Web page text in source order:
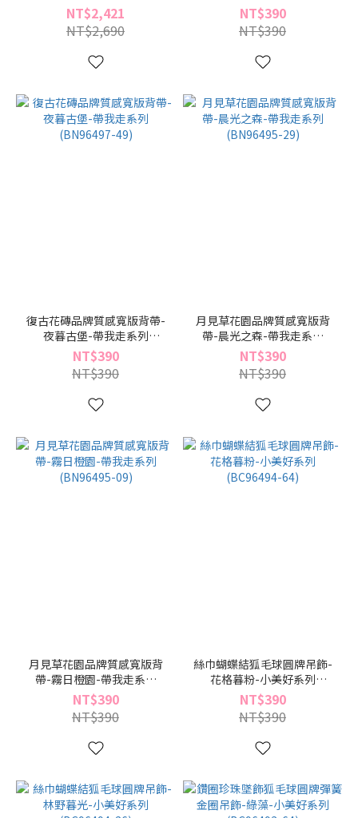
列(BZ96480-60)
NT$2,421
NT$2,690
(BN96497-70)
NT$390
NT$390
復古花磚品牌質感寬版背帶-
夜暮古堡-帶我走系列
(BN96497-49)
NT$390
NT$390
月見草花園品牌質感寬版背
帶-晨光之森-帶我走系列
(BN96495-29)
NT$390
NT$390
月見草花園品牌質感寬版背
帶-霧日橙園-帶我走系列
(BN96495-09)
NT$390
NT$390
絲巾蝴蝶結狐毛球圓牌吊飾-
花格暮粉-小美好系列
(BC96494-64)
NT$390
NT$390